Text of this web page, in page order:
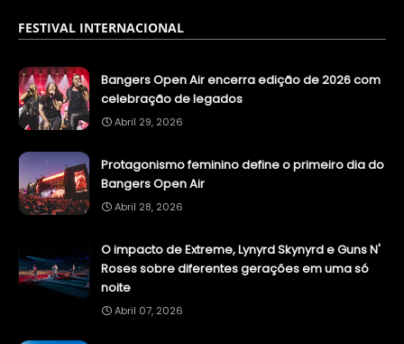
FESTIVAL INTERNACIONAL
Bangers Open Air encerra edição de 2026 com
celebração de legados
Abril 29, 2026
Protagonismo feminino define o primeiro dia do
Bangers Open Air
Abril 28, 2026
O impacto de Extreme, Lynyrd Skynyrd e Guns N'
Roses sobre diferentes gerações em uma só
noite
Abril 07, 2026